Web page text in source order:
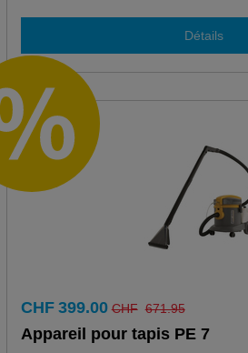
Détails
CHF 399.00 CHF 671.95
Appareil pour tapis PE 7